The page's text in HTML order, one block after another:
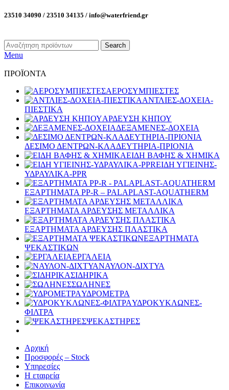
23510 34090 / 23510 34135 / info@waterfriend.gr
Search
Menu
ΠΡΟΪΟΝΤΑ
ΑΕΡΟΣΥΜΠΙΕΣΤΕΣ
ΑΝΤΛΙΕΣ-ΔΟΧΕΙΑ-
ΠΙΕΣΤΙΚΑ
ΑΡΔΕΥΣΗ ΚΗΠΟΥ
ΔΕΞΑΜΕΝΕΣ-ΔΟΧΕΙΑ
ΔΕΣΙΜΟ ΔΕΝΤΡΩΝ-ΚΛΑΔΕΥΤΗΡΙΑ-ΠΡΙΟΝΙΑ
ΕΙΔΗ ΒΑΦΗΣ & ΧΗΜΙΚΑ
ΕΙΔΗ ΥΓΙΕΙΝΗΣ-
ΥΔΡΑΥΛΙΚΑ-PPR
ΕΞΑΡΤΗΜΑΤΑ PP-R – PALAPLAST-AQUATHERM
ΕΞΑΡΤΗΜΑΤΑ ΑΡΔΕΥΣΗΣ ΜΕΤΑΛΛΙΚΑ
ΕΞΑΡΤΗΜΑΤΑ ΑΡΔΕΥΣΗΣ ΠΛΑΣΤΙΚΑ
ΕΞΑΡΤΗΜΑΤΑ
ΨΕΚΑΣΤΙΚΩΝ
ΕΡΓΑΛΕΙΑ
ΝΑΥΛΟΝ-ΔΙΧΤΥΑ
ΣΙΔΗΡΙΚΑ
ΣΩΛΗΝΕΣ
ΥΔΡΟΜΕΤΡΑ
ΥΔΡΟΚΥΚΛΩΝΕΣ-
ΦΙΛΤΡΑ
ΨΕΚΑΣΤΗΡΕΣ
Αρχική
Προσφορές – Stock
Υπηρεσίες
Η εταιρεία
Επικοινωνία